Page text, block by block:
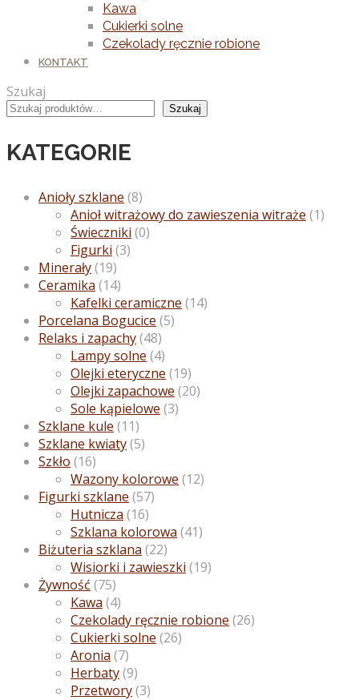
Kawa
Cukierki solne
Czekolady ręcznie robione
KONTAKT
Szukaj
Szukaj
KATEGORIE
Anioły szklane (8)
Anioł witrażowy do zawieszenia witraże (1)
Świeczniki (0)
Figurki (3)
Minerały(19)
Ceramika (14)
Kafelki ceramiczne (14)
Porcelana Bogucice (5)
Relaks i zapachy(48)
Lampy solne (4)
Olejki eteryczne (19)
Olejki zapachowe (20)
Sole kąpielowe (3)
Szklane kule (11)
Szklane kwiaty(5)
Szkło (16)
Wazony kolorowe (12)
Figurki szklane (57)
Hutnicza (16)
Szklana kolorowa (41)
Biżuteria szklana (22)
Wisiorki i zawieszki (19)
Żywność (75)
Kawa (4)
Czekolady ręcznie robione (26)
Cukierki solne (26)
Aronia (7)
Herbaty(9)
Przetwory(3)